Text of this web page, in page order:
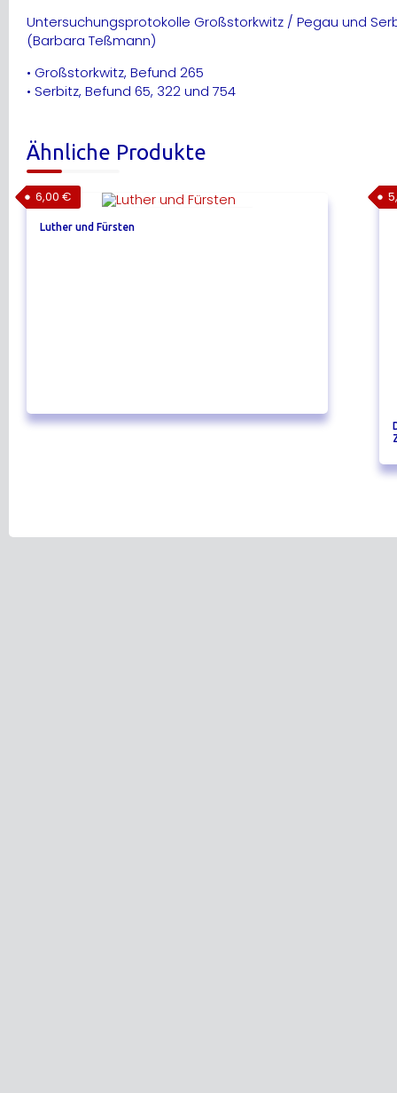
Untersuchungsprotokolle Großstorkwitz / Pegau und
(Barbara Teßmann)
• Großstorkwitz, Befund 265
• Serbitz, Befund 65, 322 und 754
Ähnliche Produkte
Luther und Fürsten
6,00 €